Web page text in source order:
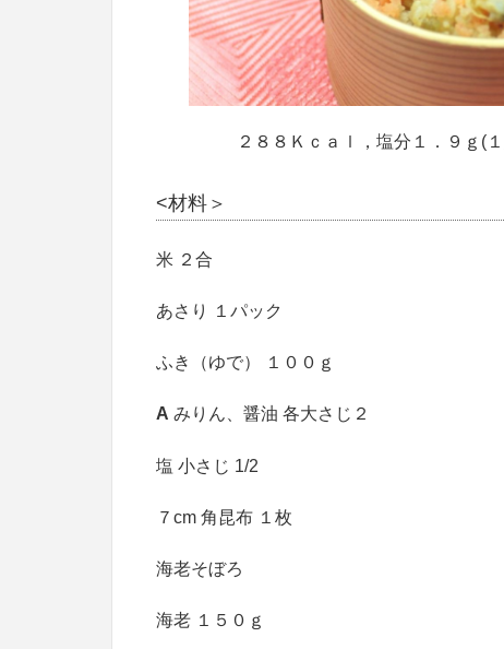
２８８Ｋｃａｌ，塩分１．９ｇ(
<材料＞
米 ２合
あさり １パック
ふき（ゆで） １００ｇ
A みりん、醤油 各大さじ２
塩 小さじ 1/2
７cm 角昆布 １枚
海老そぼろ
海老 １５０ｇ